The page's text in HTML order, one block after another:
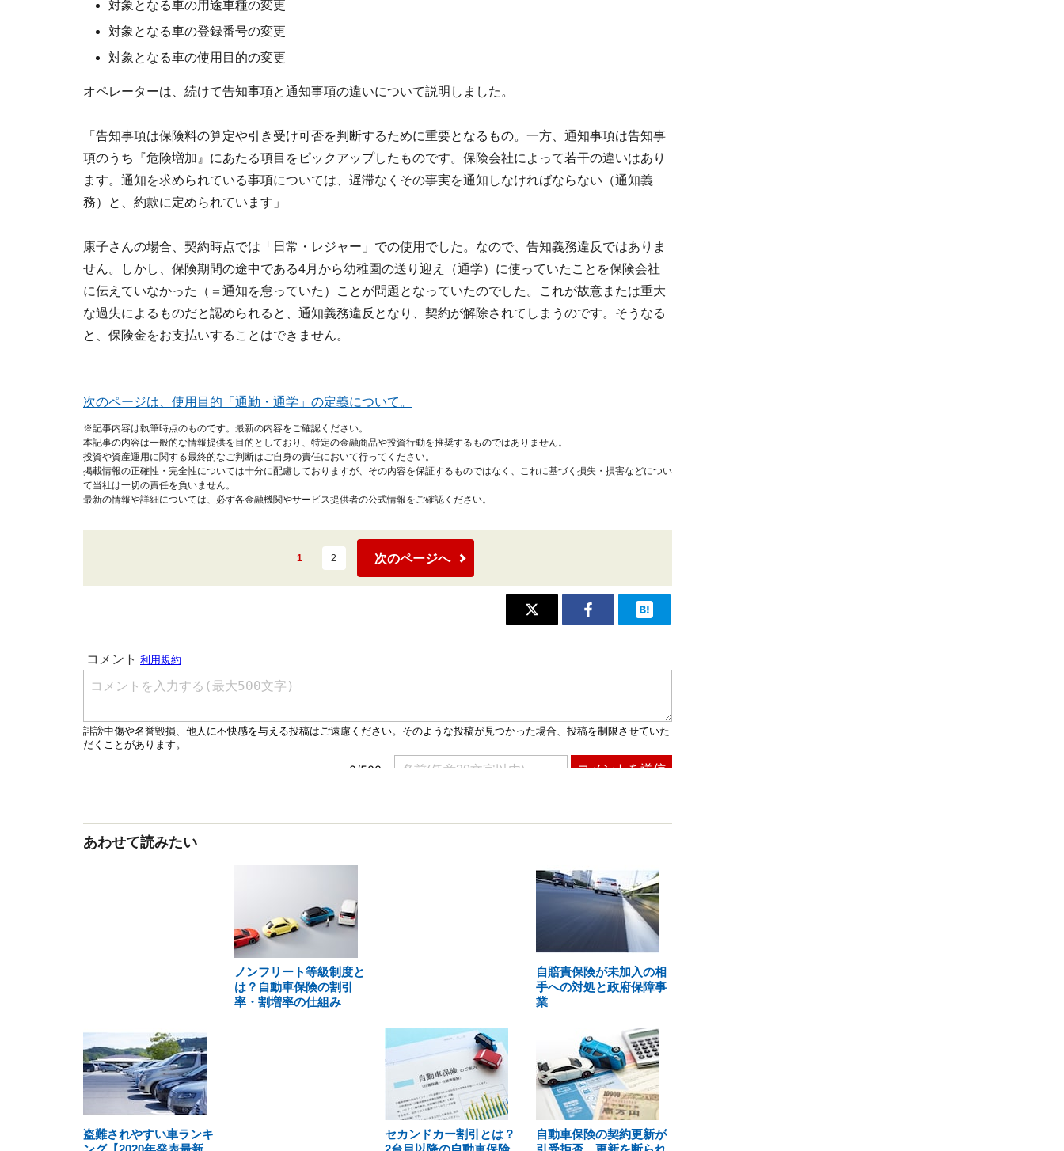
対象となる車の用途車種の変更
対象となる車の登録番号の変更
対象となる車の使用目的の変更
オペレーターは、続けて告知事項と通知事項の違いについて説明しました。
「告知事項は保険料の算定や引き受け可否を判断するために重要となるもの。一方、通知事項は告知事
項のうち『危険増加』にあたる項目をピックアップしたものです。保険会社によって若干の違いはあり
ます。通知を求められている事項については、遅滞なくその事実を通知しなければならない（通知義
務）と、約款に定められています」
康子さんの場合、契約時点では「日常・レジャー」での使用でした。なので、告知義務違反ではありま
せん。しかし、保険期間の途中である4月から幼稚園の送り迎え（通学）に使っていたことを保険会社
に伝えていなかった（＝通知を怠っていた）ことが問題となっていたのでした。これが故意または重大
な過失によるものだと認められると、通知義務違反となり、契約が解除されてしまうのです。そうなる
と、保険金をお支払いすることはできません。
次のページは、使用目的「通勤・通学」の定義について。
※記事内容は執筆時点のものです。最新の内容をご確認ください。
本記事の内容は一般的な情報提供を目的としており、特定の金融商品や投資行動を推奨するものではありません。
投資や資産運用に関する最終的なご判断はご自身の責任において行ってください。
掲載情報の正確性・完全性については十分に配慮しておりますが、その内容を保証するものではなく、これに基づく損失・損害などについ
て当社は一切の責任を負いません。
最新の情報や詳細については、必ず各金融機関やサービス提供者の公式情報をご確認ください。
1 2 次のページへ
あわせて読みたい
ノンフリート等級制度と
は？自動車保険の割引
率・割増率の仕組み
自賠責保険が未加入の相
手への対処と政府保障事
業
盗難されやすい車ランキ
セカンドカー割引とは？
自動車保険の契約更新が